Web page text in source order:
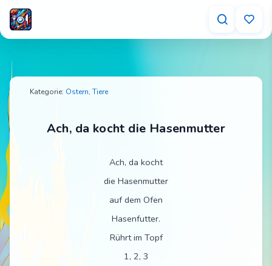
Ach, da kocht die Hasenmutter – Tischspruch
Kategorie: Ostern, Tiere
Ach, da kocht die Hasenmutter
Ach, da kocht
die Hasenmutter
auf dem Ofen
Hasenfutter.
Rührt im Topf
1, 2, 3